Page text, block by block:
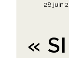
28 juin
« SI